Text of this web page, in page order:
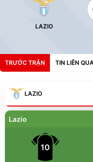
LAZIO
TRƯỚC TRẬN TIN LIÊN
LAZIO
Lazio
10